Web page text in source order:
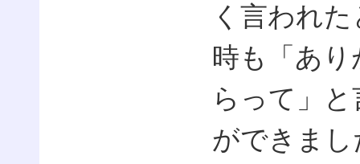
く言われ
時も「あ
らって」
ができま